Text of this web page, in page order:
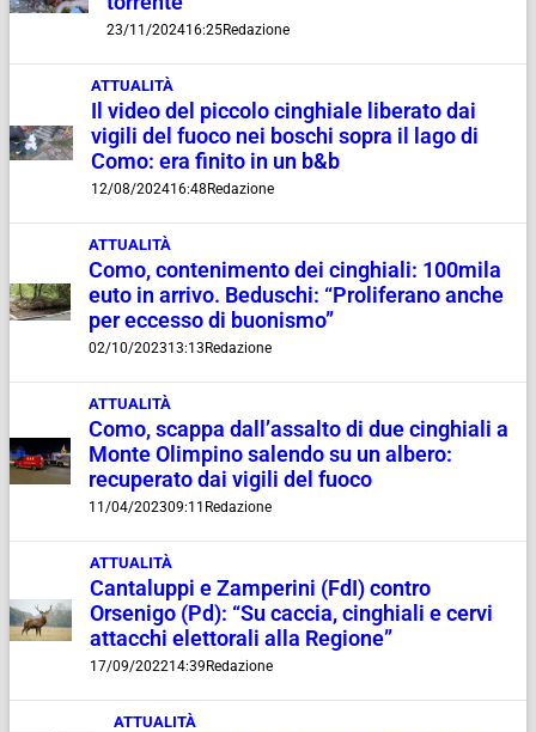
23/11/202416:25Redazione
ATTUALITÀ
Il video del piccolo cinghiale liberato dai
vigili del fuoco nei boschi sopra il lago di
Como: era finito in un b&b
12/08/202416:48Redazione
ATTUALITÀ
Como, contenimento dei cinghiali: 100mila
euto in arrivo. Beduschi: “Proliferano anche
per eccesso di buonismo”
02/10/202313:13Redazione
ATTUALITÀ
Como, scappa dall’assalto di due cinghiali a
Monte Olimpino salendo su un albero:
recuperato dai vigili del fuoco
11/04/202309:11 Redazione
ATTUALITÀ
Cantaluppi e Zamperini (FdI) contro
Orsenigo (Pd): “Su caccia, cinghiali e cervi
attacchi elettorali alla Regione”
17/09/202214:39Redazione
ATTUALITÀ